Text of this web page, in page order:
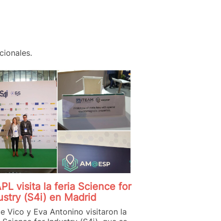
visita la feria Science for
(S4i) en Madrid
Vico y Eva Antonino visitaron la